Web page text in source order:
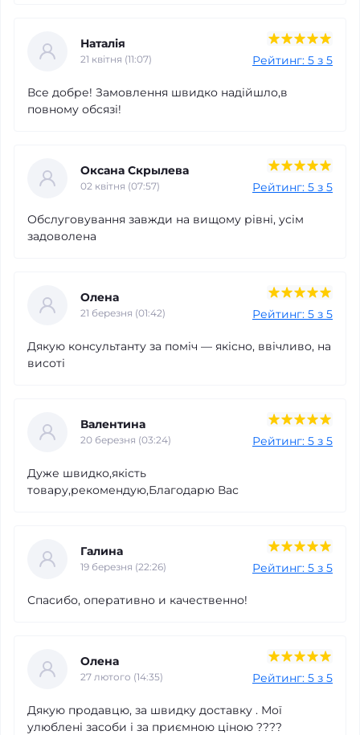
Наталія
21 квітня (11:07) Рейтинг: 5 з 5
Все добре! Замовлення швидко надійшло,в
повному обсязі!
Оксана Скрылева
02 квітня (07:57) Рейтинг: 5 з 5
Обслуговування завжди на вищому рівні, усім
задоволена
Олена
21 березня (01:42) Рейтинг: 5 з 5
Дякую консультанту за поміч — якісно, ввічливо, на
висоті
Валентина
20 березня (03:24) Рейтинг: 5 з 5
Дуже швидко,якість
товару,рекомендую,Благодарю Вас
Галина
19 березня (22:26) Рейтинг: 5 з 5
Спасибо, оперативно и качественно!
Олена
27 лютого (14:35) Рейтинг: 5 з 5
Дякую продавцю, за швидку доставку . Мої
улюблені засоби і за приємною ціною ????